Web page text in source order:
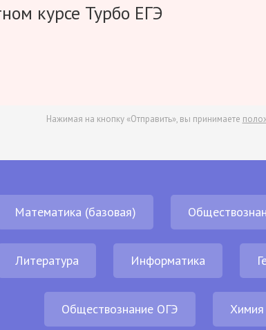
курсе Турбо ЕГЭ
Нажимая на кнопку «Отправить», вы принимаете
Математика (базовая)
Литература Информатика
Обществознание ОГЭ